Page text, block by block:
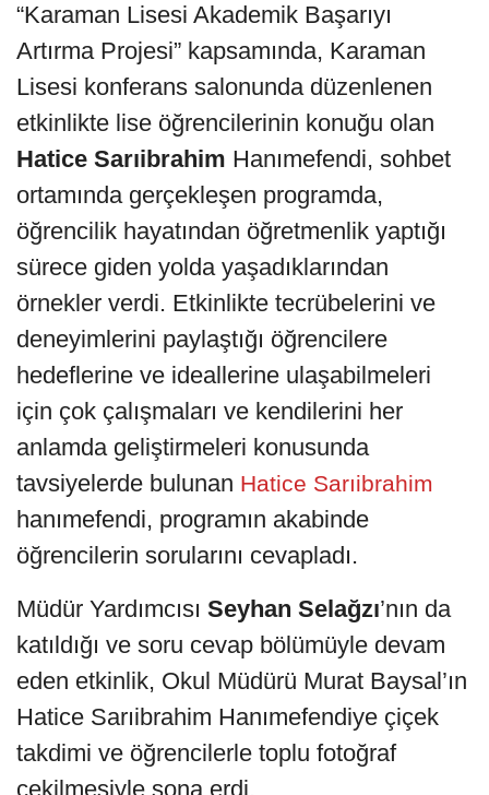
“Karaman Lisesi Akademik Başarıyı
Artırma Projesi” kapsamında, Karaman
Lisesi konferans salonunda düzenlenen
etkinlikte lise öğrencilerinin konuğu olan
Hatice Sarıibrahim Hanımefendi, sohbet
ortamında gerçekleşen programda,
öğrencilik hayatından öğretmenlik yaptığı
sürece giden yolda yaşadıklarından
örnekler verdi. Etkinlikte tecrübelerini ve
deneyimlerini paylaştığı öğrencilere
hedeflerine ve ideallerine ulaşabilmeleri
için çok çalışmaları ve kendilerini her
anlamda geliştirmeleri konusunda
tavsiyelerde bulunan Hatice Sarıibrahim
hanımefendi, programın akabinde
öğrencilerin sorularını cevapladı.
Müdür Yardımcısı Seyhan Selağzı’nın da
katıldığı ve soru cevap bölümüyle devam
eden etkinlik, Okul Müdürü Murat Baysal’ın
Hatice Sarıibrahim Hanımefendiye çiçek
takdimi ve öğrencilerle toplu fotoğraf
çekilmesiyle sona erdi.